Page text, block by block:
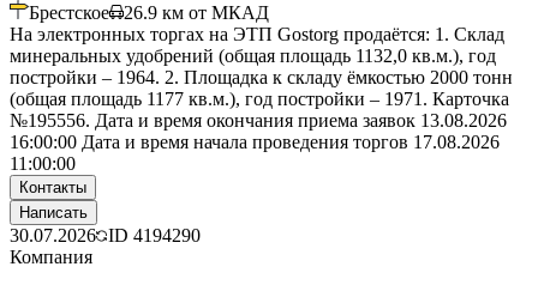
Брестское 26.9 км от МКАД
На электронных торгах на ЭТП Gostorg продаётся: 1. Склад
минеральных удобрений (общая площадь 1132,0 кв.м.), год
постройки – 1964. 2. Площадка к складу ёмкостью 2000 тонн
(общая площадь 1177 кв.м.), год постройки – 1971. Карточка
№195556. Дата и время окончания приема заявок 13.08.2026
16:00:00 Дата и время начала проведения торгов 17.08.2026
11:00:00
Контакты
Написать
30.07.2026 ID 4194290
Компания